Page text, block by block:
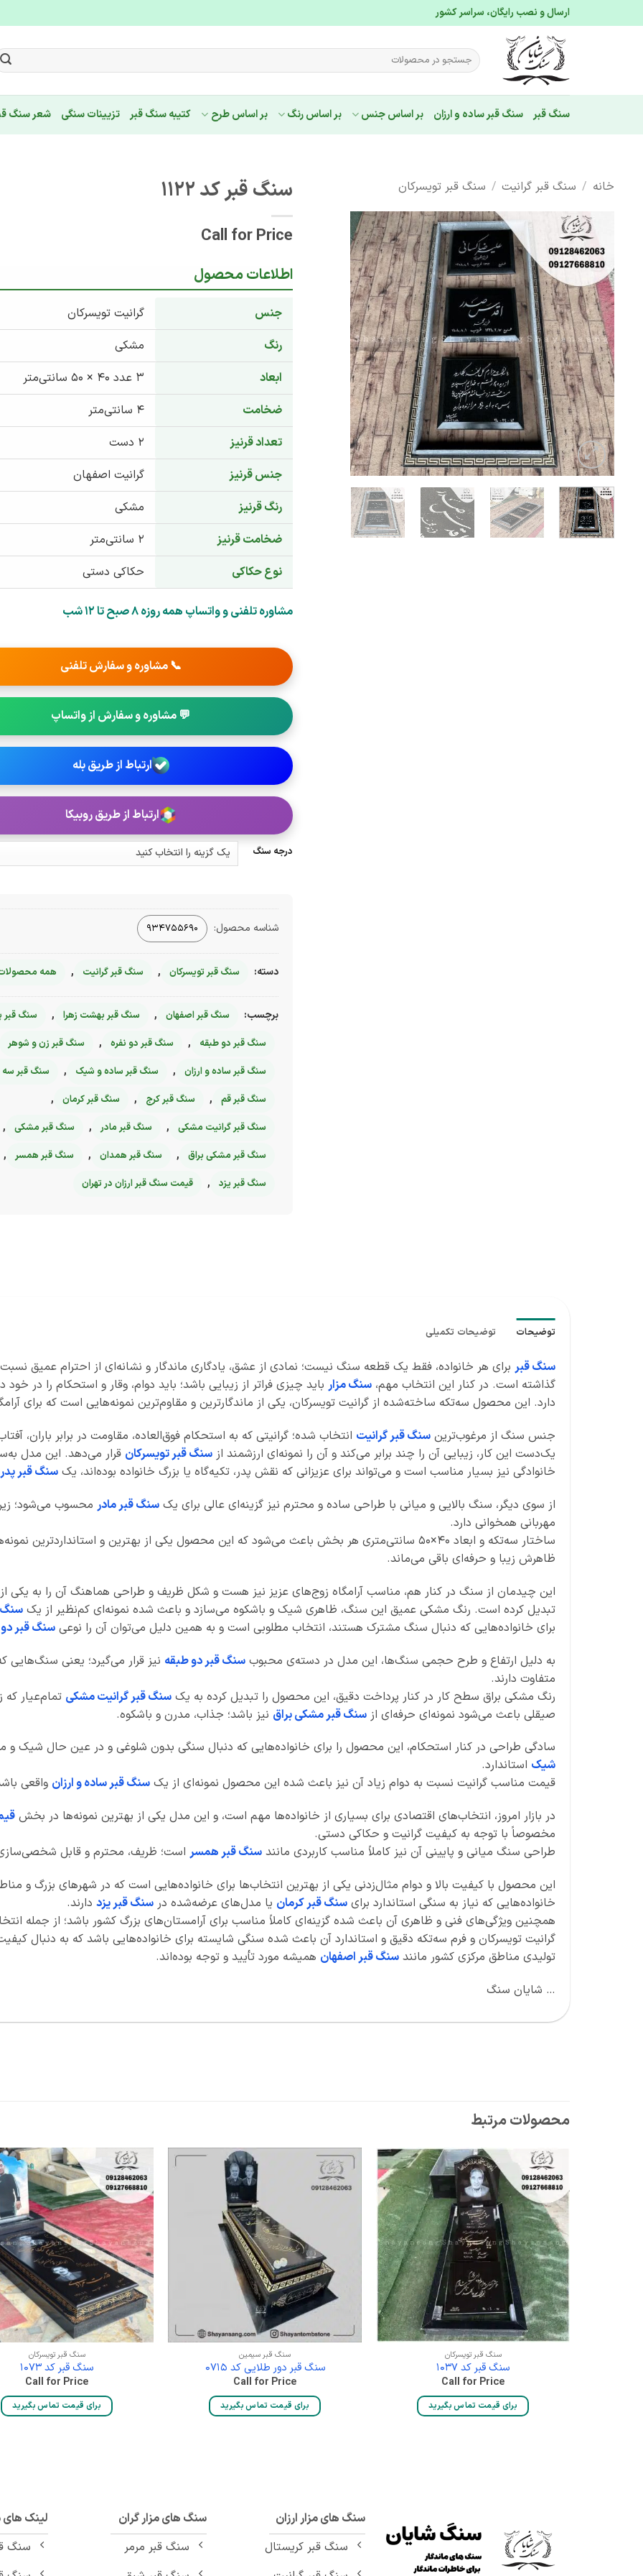
to
ارسال و نصب رایگان، سراسر کشور
جستجو
برای:
سنگ قبر سنگ قبر ساده و ارزان بر اساس جنس بر اساس رنگ بر اساس طرح کتیبه سنگ قبر تزیینات سنگی شعر سنگ
خانه / سنگ قبر گرانیت / سنگ قبر تویسرکان سنگ قبر کد 1122
Call for Price
اطلاعات محصول
جنس
گرانیت تویسرکان
رنگ
مشکی
ابعاد
۳ عدد ۴۰ × ۵۰ سانتی‌متر
ضخامت
۴ سانتی‌متر
تعداد قرنیز
۲ دست
جنس قرنیز
گرانیت اصفهان
رنگ قرنیز
مشکی
ضخامت قرنیز
۲ سانتی‌متر
نوع حکاکی
حکاکی دستی
مشاوره تلفنی و واتساپ همه روزه 8 صبح تا 12 شب
📞 مشاوره و سفارش تلفنی
💬 مشاوره و سفارش از واتساپ
ارتباط از طریق بله
ارتباط از طریق روبیکا
درجه سنگ
شناسه محصول: 934755690
دسته: سنگ قبر تویسرکان , سنگ قبر گرانیت , همه
برچسب: سنگ قبر اصفهان , سنگ قبر بهشت زهرا , سنگ قبر
سنگ قبر دو طبقه , سنگ قبر دو نفره , سنگ قبر زن و شوهر
سنگ قبر ساده و ارزان , سنگ قبر ساده و شیک , سنگ قبر سه
سنگ قبر قم , سنگ قبر کرج , سنگ قبر کرمان ,
سنگ قبر گرانیت مشکی , سنگ قبر مادر , سنگ قبر مشکی ,
سنگ قبر مشکی براق , سنگ قبر همدان , سنگ قبر همسر ,
سنگ قبر یزد , قیمت سنگ قبر ارزان در تهران
توضیحات توضیحات تکمیلی
سنگ قبر برای هر خانواده، فقط یک قطعه سنگ نیست؛ نمادی از عشق، یادگاری ماندگار و نشانه‌ای از احترام عمیق
گذاشته است. در کنار این انتخاب مهم، سنگ مزار باید چیزی فراتر از زیبایی باشد؛ باید دوام، وقار و استحکام را در
دارد. این محصول سه‌تکه ساخته‌شده از گرانیت تویسرکان، یکی از ماندگارترین و مقاوم‌ترین نمونه‌هایی است که برای
جنس سنگ از مرغوب‌ترین سنگ قبر گرانیت انتخاب شده؛ گرانیتی که به استحکام فوق‌العاده، مقاومت در برابر
یک‌دست این کار، زیبایی آن را چند برابر می‌کند و آن را نمونه‌ای ارزشمند از سنگ قبر تویسرکان قرار می‌دهد. این مدل
خانوادگی نیز بسیار مناسب است و می‌تواند برای عزیزانی که نقش پدر، تکیه‌گاه یا بزرگ خانواده بوده‌اند، یک سنگ قبر پدر
از سوی دیگر، سنگ بالایی و میانی با طراحی ساده و محترم نیز گزینه‌ای عالی برای یک سنگ قبر مادر محسوب می‌شود؛
مهربانی همخوانی دارد.
ساختار سه‌تکه و ابعاد ۴۰×۵۰ سانتی‌متری هر بخش باعث می‌شود که این محصول یکی از بهترین و استانداردترین نمونه‌های
ظاهرش زیبا و حرفه‌ای باقی می‌ماند.
این چیدمان از سنگ در کنار هم، مناسب آرامگاه زوج‌های عزیز نیز هست و شکل ظریف و طراحی هماهنگ آن را به یکی
تبدیل کرده است. رنگ مشکی عمیق این سنگ، ظاهری شیک و باشکوه می‌سازد و باعث شده نمونه‌ای‌ کم‌نظیر از یک سنگ
برای خانواده‌هایی که دنبال سنگ مشترک هستند، انتخاب مطلوبی است و به همین دلیل می‌توان آن را نوعی سنگ قبر دو
به دلیل ارتفاع و طرح حجمی سنگ‌ها، این مدل در دسته‌ی محبوب سنگ قبر دو طبقه نیز قرار می‌گیرد؛ یعنی سنگ‌هایی
متفاوت دارند.
رنگ مشکی براق سطح کار در کنار پرداخت دقیق، این محصول را تبدیل کرده به یک سنگ قبر گرانیت مشکی تمام‌عیار
صیقلی باعث می‌شود نمونه‌ای حرفه‌ای از سنگ قبر مشکی براق نیز باشد؛ جذاب، مدرن و باشکوه.
سادگی طراحی در کنار استحکام، این محصول را برای خانواده‌هایی که دنبال سنگی بدون شلوغی و در عین حال شیک و
شیک استاندارد.
قیمت مناسب گرانیت نسبت به دوام زیاد آن نیز باعث شده این محصول نمونه‌ای از یک سنگ قبر ساده و ارزان واقعی
در بازار امروز، انتخاب‌های اقتصادی برای بسیاری از خانواده‌ها مهم است، و این مدل یکی از بهترین نمونه‌ها در بخش
مخصوصاً با توجه به کیفیت گرانیت و حکاکی دستی.
طراحی سنگ میانی و پایینی آن نیز کاملاً مناسب کاربردی مانند سنگ قبر همسر است؛ ظریف، محترم و قابل
این محصول با کیفیت بالا و دوام مثال‌زدنی یکی از بهترین انتخاب‌ها برای خانواده‌هایی است که در شهرهای بزرگ و
خانواده‌هایی که نیاز به سنگی استاندارد برای سنگ قبر کرمان یا مدل‌های عرضه‌شده در سنگ قبر یزد دارند.
همچنین ویژگی‌های فنی و ظاهری آن باعث شده گزینه‌ای کاملاً مناسب برای آرامستان‌های بزرگ کشور باشد؛ از جمله
گرانیت تویسرکان و فرم سه‌تکه دقیق و استاندارد آن باعث شده سنگی شایسته برای خانواده‌هایی باشد که به دنبال
تولیدی مناطق مرکزی کشور مانند سنگ قبر اصفهان همیشه مورد تأیید و توجه بوده‌اند.
… شایان سنگ
محصولات مرتبط
سنگ قبر تویسرکان
سنگ قبر کد 1037
Call for Price
برای قیمت تماس بگیرید
سنگ قبر سیمین
سنگ قبر دور طلایی کد 0715
Call for Price
برای قیمت تماس بگیرید
سنگ قبر تویسرکان
سنگ قبر کد 1073
Call for Price
برای قیمت تماس بگیرید
سنگ های مزار ارزان
سنگ قبر کریستال
سنگ های مزار گران
سنگ قبر مرمر
لینک های
سنگ